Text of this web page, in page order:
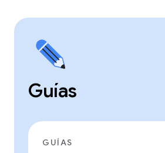
Guías
GUÍAS